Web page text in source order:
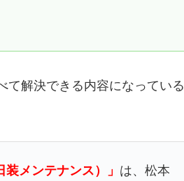
て解決できる内容になっている
メンテナンス）」 は、松本